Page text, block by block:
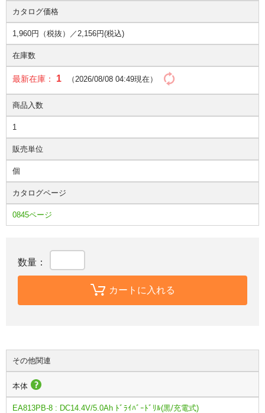
カタログ価格
1,960円（税抜）／2,156円(税込)
在庫数
最新在庫： 1 （2026/08/08 04:49現在）
商品入数
1
販売単位
個
カタログページ
0845ページ
数量：
カートに入れる
その他関連
本体
EA813PB-8 : DC14.4V/5.0Ah ﾄﾞﾗｲﾊﾞｰﾄﾞﾘﾙ(黒/充電式)